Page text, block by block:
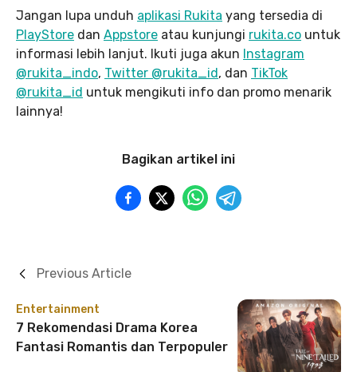
Jangan lupa unduh aplikasi Rukita yang tersedia di
PlayStore dan Appstore atau kunjungi rukita.co untuk
informasi lebih lanjut. Ikuti juga akun Instagram
@rukita_indo, Twitter @rukita_id, dan TikTok
@rukita_id untuk mengikuti info dan promo menarik
lainnya!
Bagikan artikel ini
Entertainment
7 Rekomendasi Drama Korea
Fantasi Romantis dan Terpopuler
Previous Article